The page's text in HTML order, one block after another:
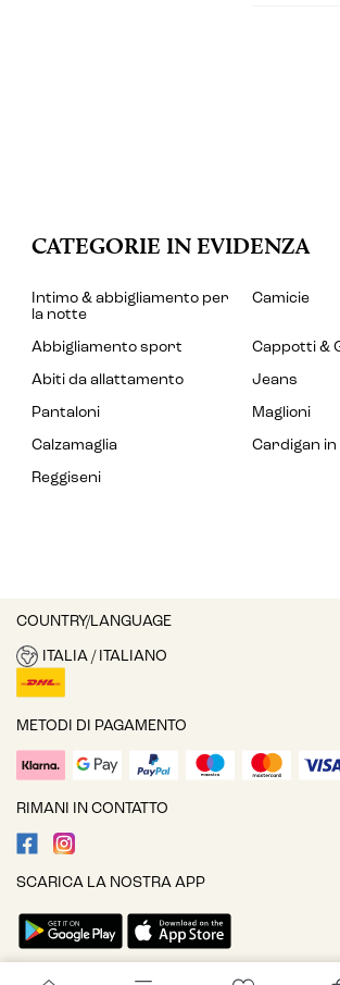
CATEGORIE IN EVIDENZA
Intimo & abbigliamento per
la notte
Camicie
Abbigliamento sport
Cappotti &
Abiti da allattamento
Jeans
Pantaloni
Maglioni
Calzamaglia
Cardigan in
Reggiseni
COUNTRY/LANGUAGE
ITALIA / ITALIANO
METODI DI PAGAMENTO
RIMANI IN CONTATTO
SCARICA LA NOSTRA APP